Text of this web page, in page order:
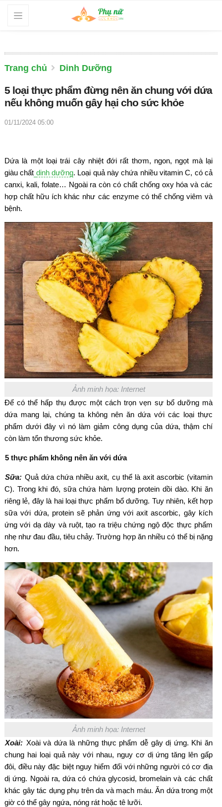
Trang chủ Dinh Dưỡng
5 loại thực phẩm đừng nên ăn chung với dứa
nếu không muốn gây hại cho sức khỏe
01/11/2024 05:00
Dứa là một loại trái cây nhiệt đới rất thơm, ngon, ngọt mà lại
giàu chất dinh dưỡng. Loại quả này chứa nhiều vitamin C, có cả
canxi, kali, folate… Ngoài ra còn có chất chống oxy hóa và các
hợp chất hữu ích khác như các enzyme có thể chống viêm và
bệnh.
Ảnh minh họa: Internet
Để có thể hấp thụ được một cách trọn vẹn sự bổ dưỡng mà
dứa mang lại, chúng ta không nên ăn dứa với các loại thực
phẩm dưới đây vì nó làm giảm công dụng của dứa, thậm chí
còn làm tổn thương sức khỏe.
5 thực phẩm không nên ăn với dứa
Sữa: Quả dứa chứa nhiều axit, cụ thể là axit ascorbic (vitamin
C). Trong khi đó, sữa chứa hàm lượng protein dồi dào. Khi ăn
riêng lẻ, đây là hai loại thực phẩm bổ dưỡng. Tuy nhiên, kết hợp
sữa với dứa, protein sẽ phản ứng với axit ascorbic, gây kích
ứng với dạ dày và ruột, tạo ra triệu chứng ngộ độc thực phẩm
nhẹ như đau đầu, tiêu chảy. Trường hợp ăn nhiều có thể bị nặng
hơn.
Ảnh minh họa: Internet
Xoài: Xoài và dứa là những thực phẩm dễ gây dị ứng. Khi ăn
chung hai loại quả này với nhau, nguy cơ dị ứng tăng lên gấp
đôi, điều này đặc biệt nguy hiểm đối với những người có cơ địa
dị ứng. Ngoài ra, dứa có chứa glycosid, bromelain và các chất
khác gây tác dụng phụ trên da và mạch máu. Ăn dứa trong một
giờ có thể gây ngứa, nóng rát hoặc tê lưỡi.